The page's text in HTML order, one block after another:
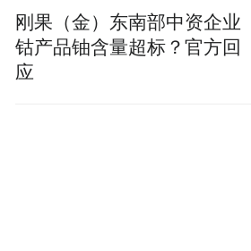
刚果（金）东南部中资企业
钴产品铀含量超标？官方回
应